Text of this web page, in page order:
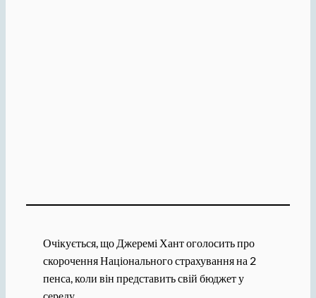
Очікується, що Джеремі Хант оголосить про
скорочення Національного страхування на 2
пенса, коли він представить свій бюджет у